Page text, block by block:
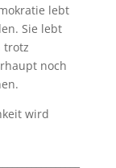
lebt
Sie lebt
trotz
noch
wird